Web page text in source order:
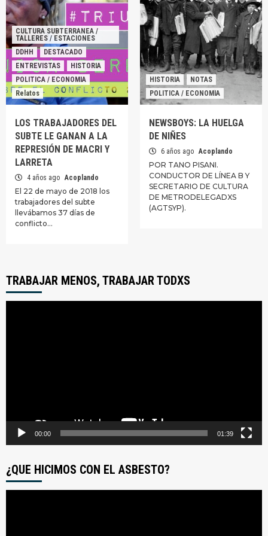
CULTURA SUBTERRANEA /
TALLERES / ESTACIONES
DDHH
DESTACADO
ENTREVISTAS
HISTORIA
POLITICA / ECONOMIA
Relatos
LOS TRABAJADORES DEL
SUBTE LE GANAN A LA
REPRESIÓN DE MACRI Y
LARRETA
4 años ago Acoplando
El 22 de mayo de 2018 los
trabajadores del subte
llevábamos 37 días de
conflicto…
HISTORIA
NOTAS
POLITICA / ECONOMIA
NEWSBOYS: LA HUELGA
DE NIÑES
6 años ago Acoplando
POR TANO PISANI.
CONDUCTOR DE LÍNEA B Y
SECRETARIO DE CULTURA
DE METRODELEGADXS
(AGTSYP).
TRABAJAR MENOS, TRABAJAR TODXS
00:00 01:39
¿QUE HICIMOS CON EL ASBESTO?